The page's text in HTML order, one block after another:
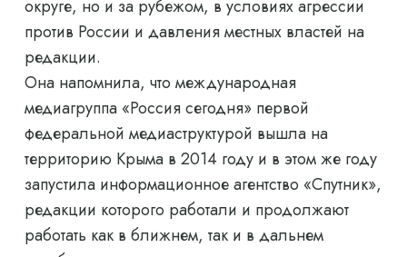
округе, но и за рубежом, в условиях агрессии
против России и давления местных властей на
редакции.
Она напомнила, что международная
медиагруппа «Россия сегодня» первой
федеральной медиаструктурой вышла на
территорию Крыма в 2014 году и в этом же году
запустила информационное агентство «Спутник»,
редакции которого работали и продолжают
работать как в ближнем, так и в дальнем